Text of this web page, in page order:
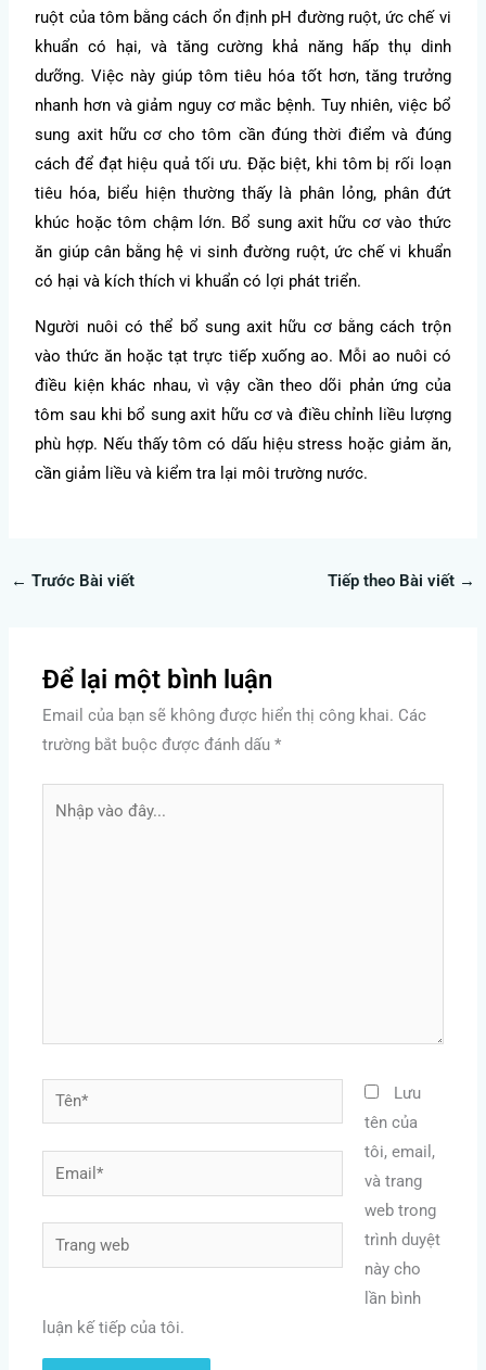
ruột của tôm bằng cách ổn định pH đường ruột, ức chế vi
khuẩn có hại, và tăng cường khả năng hấp thụ dinh
dưỡng. Việc này giúp tôm tiêu hóa tốt hơn, tăng trưởng
nhanh hơn và giảm nguy cơ mắc bệnh. Tuy nhiên, việc bổ
sung axit hữu cơ cho tôm cần đúng thời điểm và đúng
cách để đạt hiệu quả tối ưu. Đặc biệt, khi tôm bị rối loạn
tiêu hóa, biểu hiện thường thấy là phân lỏng, phân đứt
khúc hoặc tôm chậm lớn. Bổ sung axit hữu cơ vào thức
ăn giúp cân bằng hệ vi sinh đường ruột, ức chế vi khuẩn
có hại và kích thích vi khuẩn có lợi phát triển.
Người nuôi có thể bổ sung axit hữu cơ bằng cách trộn
vào thức ăn hoặc tạt trực tiếp xuống ao. Mỗi ao nuôi có
điều kiện khác nhau, vì vậy cần theo dõi phản ứng của
tôm sau khi bổ sung axit hữu cơ và điều chỉnh liều lượng
phù hợp. Nếu thấy tôm có dấu hiệu stress hoặc giảm ăn,
cần giảm liều và kiểm tra lại môi trường nước.
← Trước Bài viết Tiếp theo Bài viết →
Để lại một bình luận
Email của bạn sẽ không được hiển thị công khai. Các
trường bắt buộc được đánh dấu*
Tên*
Email*
Trang
web
Lưu
tên của
tôi, email,
và trang
web trong
trình duyệt
này cho
lần bình
luận kế tiếp của tôi.